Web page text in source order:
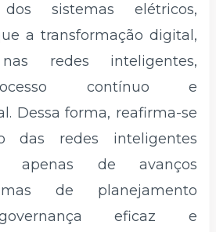
dos sistemas elétricos,
a transformação digital,
redes inteligentes,
contínuo e
Dessa forma, reafirma-se
das redes inteligentes
apenas de avanços
mas de planejamento
eficaz e